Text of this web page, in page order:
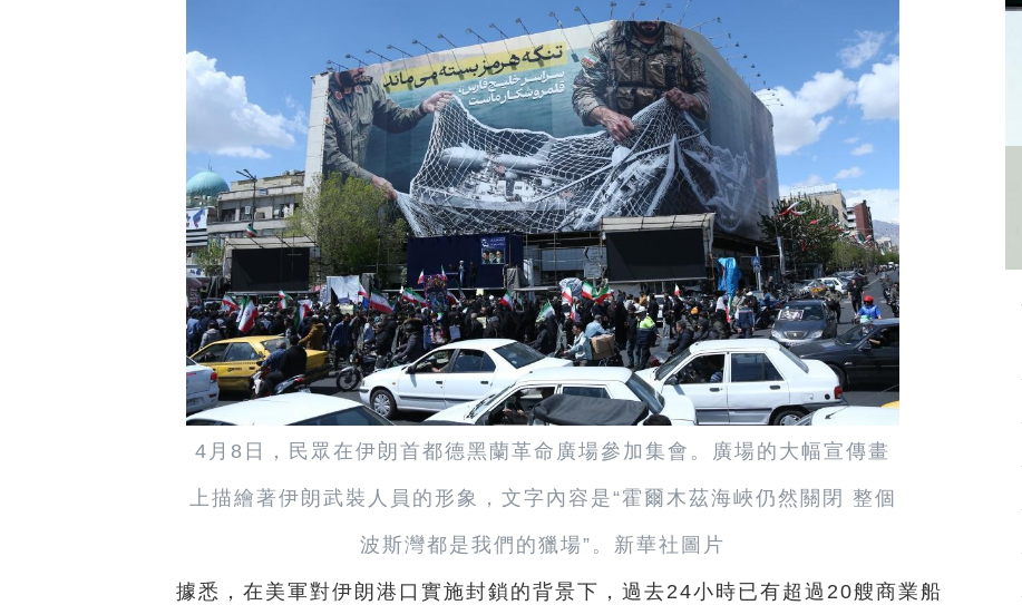
4月8日，民眾在伊朗首都德黑蘭革命廣場參加集會。廣場的大幅宣傳畫
上描繪著伊朗武裝人員的形象，文字內容是“霍爾木茲海峽仍然關閉 整個
波斯灣都是我們的獵場”。新華社圖片
據悉，在美軍對伊朗港口實施封鎖的背景下，過去24小時已有超過20艘商業船